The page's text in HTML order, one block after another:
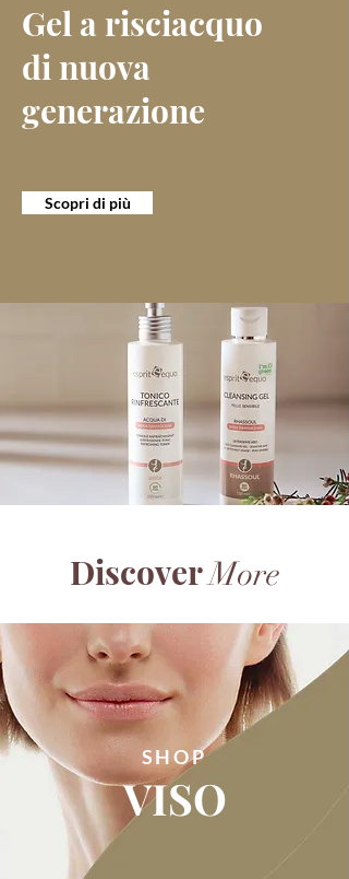
Gel a risciacquo
di nuova
generazione
Scopri di più
DiscoverMore
SHOP
VISO